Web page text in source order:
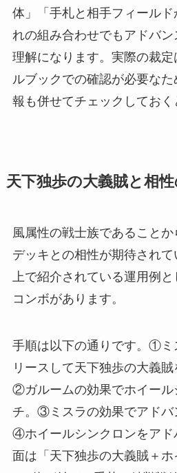
体」「手札と相手フィール
れの組み合わせでもアドバン
理解になります。実際の裁
ルブックでの確認が必要な
報も併せてチェックしておく
天下独歩の大義賊と相
風属性の戦士族であること
デッキとの相性が期待され
上で紹介されている運用例
コンボがあります。
手順は以下の通りです。①ミ
リースして天下独歩の大義賊
②ガルームの効果でホイール
チ。③ミスラの効果でアドバ
④ホイールシンクロンをアド
面は「天下独歩の大義賊＋ホ